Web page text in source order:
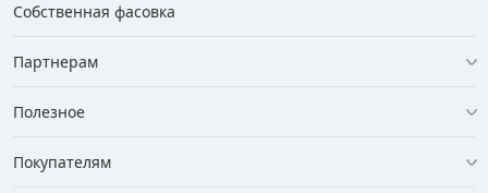
Собственная фасовка
Партнерам
Полезное
Покупателям